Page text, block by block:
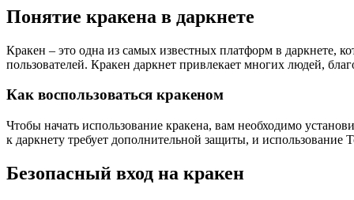
Понятие кракена в даркнете
Кракен – это одна из самых известных платформ в даркнете,
пользователей. Кракен даркнет привлекает многих людей,
Как воспользоваться кракеном
Чтобы начать использование кракена, вам необходимо
к даркнету требует дополнительной защиты, и использование
Безопасный вход на кракен